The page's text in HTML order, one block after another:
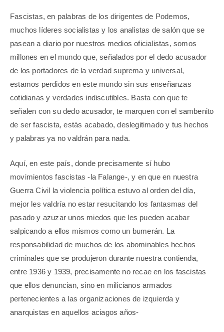
Fascistas, en palabras de los dirigentes de Podemos,
muchos líderes socialistas y los analistas de salón que se
pasean a diario por nuestros medios oficialistas, somos
millones en el mundo que, señalados por el dedo acusador
de los portadores de la verdad suprema y universal,
estamos perdidos en este mundo sin sus enseñanzas
cotidianas y verdades indiscutibles. Basta con que te
señalen con su dedo acusador, te marquen con el sambenito
de ser fascista, estás acabado, deslegitimado y tus hechos
y palabras ya no valdrán para nada.
Aquí, en este país, donde precisamente sí hubo
movimientos fascistas -la Falange-, y en que en nuestra
Guerra Civil la violencia política estuvo al orden del día,
mejor les valdría no estar resucitando los fantasmas del
pasado y azuzar unos miedos que les pueden acabar
salpicando a ellos mismos como un bumerán. La
responsabilidad de muchos de los abominables hechos
criminales que se produjeron durante nuestra contienda,
entre 1936 y 1939, precisamente no recae en los fascistas
que ellos denuncian, sino en milicianos armados
pertenecientes a las organizaciones de izquierda y
anarquistas en aquellos aciagos años-